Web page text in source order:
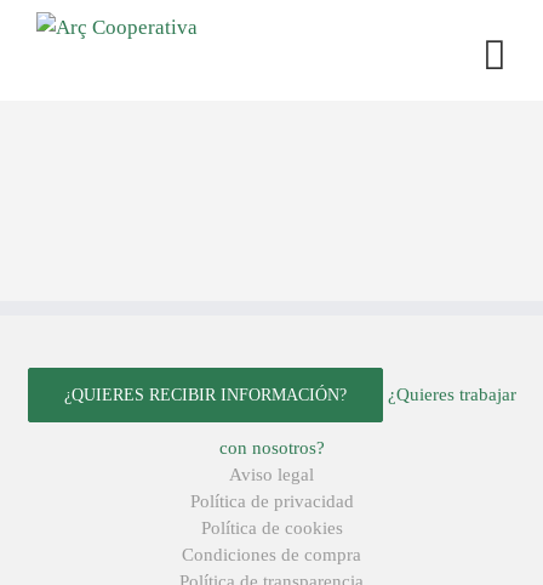
¿QUIERES RECIBIR INFORMACIÓN? ¿Quieres trabajar
con nosotros?
Aviso legal
Política de privacidad
Política de cookies
Condiciones de compra